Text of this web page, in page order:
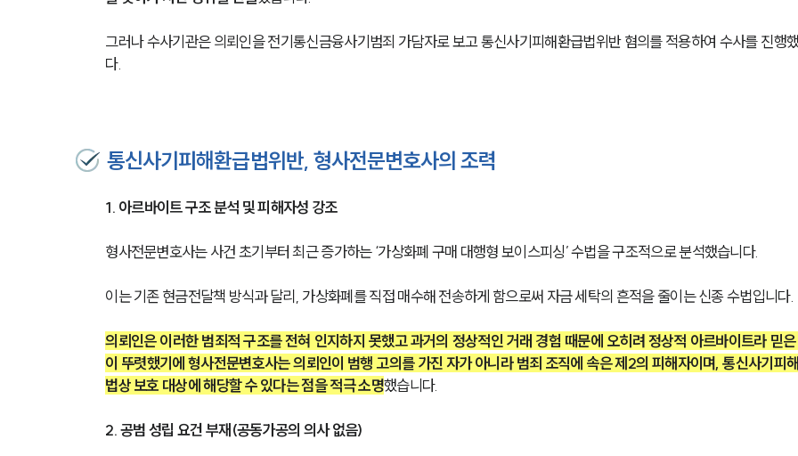
그러나 수사기관은 의뢰인을 전기통신금융사기범죄 가담자로 보고 통신사기피해환급법위반 혐의를 적용하여 수사를 진행
다.
통신사기피해환급법위반, 형사전문변호사의 조력
1. 아르바이트 구조 분석 및 피해자성 강조
형사전문변호사는 사건 초기부터 최근 증가하는 ‘가상화폐 구매 대행형 보이스피싱’ 수법을 구조적으로 분석했습니다.
이는 기존 현금전달책 방식과 달리, 가상화폐를 직접 매수해 전송하게 함으로써 자금 세탁의 흔적을 줄이는 신종 수법입니다.
의뢰인은 이러한 범죄적 구조를 전혀 인지하지 못했고 과거의 정상적인 거래 경험 때문에 오히려 정상적 아르바이트라 믿
이 뚜렷했기에 형사전문변호사는 의뢰인이 범행 고의를 가진 자가 아니라 범죄 조직에 속은 제2의 피해자이며, 통신사기피
법상 보호 대상에 해당할 수 있다는 점을 적극 소명했습니다.
2. 공범 성립 요건 부재(공동가공의 의사 없음)